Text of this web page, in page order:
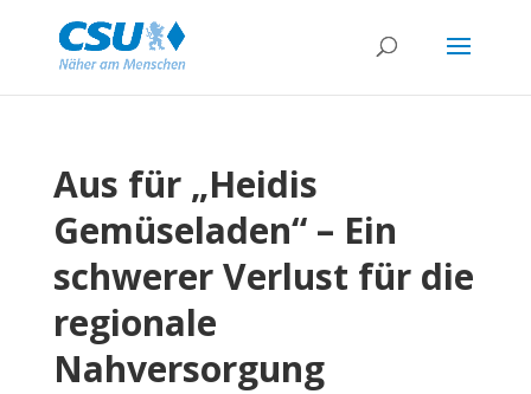
Aus für „Heidis
Gemüseladen“ – Ein
schwerer Verlust für die
regionale
Nahversorgung